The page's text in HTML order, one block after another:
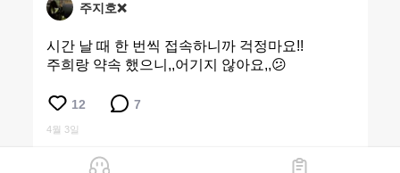
주지호❌
시간 날 때 한 번씩 접속하니까 걱정마요!!
주희랑 약속 했으니,,어기지 않아요,,😕
12 7
4월 3일